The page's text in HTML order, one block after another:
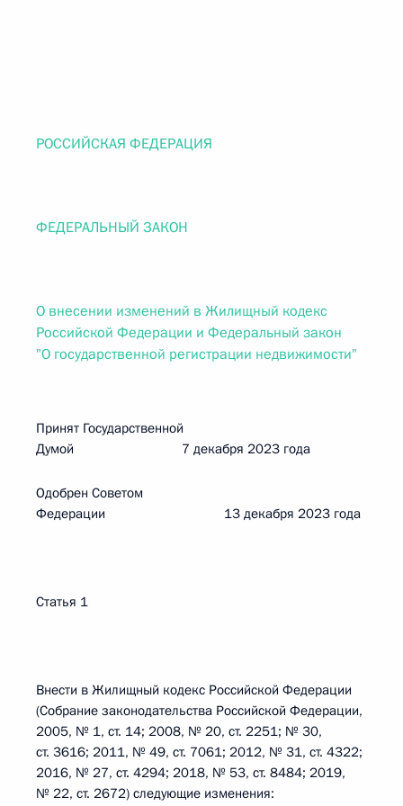
РОССИЙСКАЯ ФЕДЕРАЦИЯ
ФЕДЕРАЛЬНЫЙ ЗАКОН
О внесении изменений в Жилищный кодекс
Российской Федерации и Федеральный закон
"О государственной регистрации недвижимости"
Принят Государственной
Думой 7 декабря 2023 года
Одобрен Советом
Федерации 13 декабря 2023 года
Статья 1
Внести в Жилищный кодекс Российской Федерации
(Собрание законодательства Российской Федерации,
2005, № 1, ст. 14; 2008, № 20, ст. 2251; № 30,
ст. 3616; 2011, № 49, ст. 7061; 2012, № 31, ст. 4322;
2016, № 27, ст. 4294; 2018, № 53, ст. 8484; 2019,
№ 22, ст. 2672) следующие изменения: